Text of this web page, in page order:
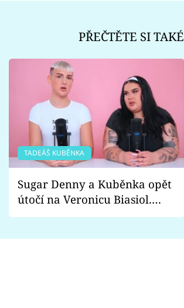
PŘEČTĚTE SI TAKÉ
TADEÁŠ KUBĚNKA
Sugar Denny a Kuběnka opět
útočí na Veronicu Biasiol.
Proč je podle nich falešná a